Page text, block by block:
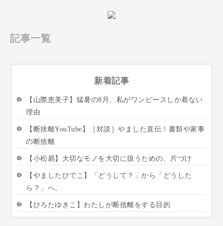
記事一覧
新着記事
【山際恵美子】猛暑の8月、私がワンピースしか着ない
理由
【断捨離YouTube】［対談］やました直伝！書類や家事
の断捨離
【小松易】大切なモノを大切に扱うための、片づけ
【やましたひでこ】「どうして？」から「どうした
ら？」へ。
【ひろたゆきこ】わたしが断捨離をする目的